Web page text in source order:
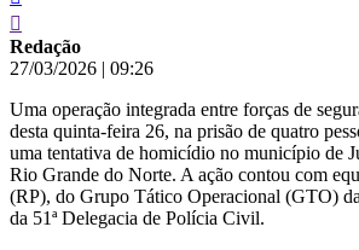
Redação
27/03/2026 | 09:26
Uma operação integrada entre forças de
desta quinta-feira 26, na prisão de quatro
uma tentativa de homicídio no município de
Rio Grande do Norte. A ação contou com
(RP), do Grupo Tático Operacional (GTO)
da 51ª Delegacia de Polícia Civil.